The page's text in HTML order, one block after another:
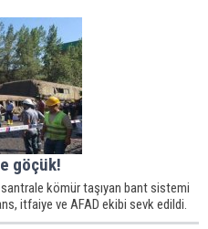
göçük!
kömür taşıyan bant sistemi
itfaiye ve AFAD ekibi sevk edildi.